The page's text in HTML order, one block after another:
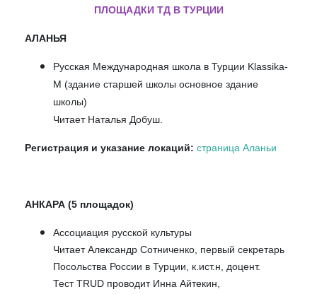
ПЛОЩАДКИ ТД В ТУРЦИИ
АЛАНЬЯ
Русская Международная школа в Турции Klassika-
M (здание старшей школы основное здание
школы)
Читает Наталья Добуш.
Регистрация и указание локаций: страница Аланьи
АНКАРА (5 площадок)
Ассоциация русской культуры
Читает Александр Сотниченко, первый секретарь
Посольства России в Турции, к.ист.н, доцент.
Тест TRUD проводит Инна Айтекин,